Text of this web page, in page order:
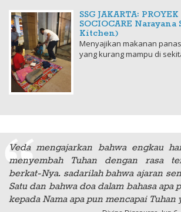
SSG JAKARTA:
SOCIOCARE Narayana
Kitchen)
Menyajikan makanan
yang kurang mampu di
Veda mengajarkan bahwa engkau
menyembah Tuhan dengan rasa
berkat-Nya. sadarilah bahwa ajaran
Satu dan bahwa doa dalam bahasa
kepada Nama apa pun mencapai